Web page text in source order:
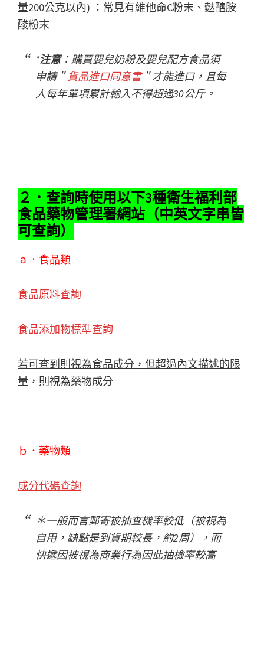
量200公克以內) ：常見有維他命C粉末、麩醯胺
酸粉末
*注意：購買嬰兒奶粉及嬰兒配方食品須
申請＂ 貨品進口同意書＂才能進口，且每
人每年單項累計輸入不得超過30公斤。
２．查詢時使用以下3種衛生福利部
食品藥物管理署網站（中英文字串皆
可查詢）
ａ．食品類
食品原料查詢
食品添加物標準查詢
若可查到則視為食品成分，但超過內文描述的限
量，則視為藥物成分
ｂ．藥物類
成分代碼查詢
＊一般而言郵寄被抽查機率較低（被視為
自用，缺點是到貨期較長，約2周），而
快遞因被視為商業行為因此抽檢率較高